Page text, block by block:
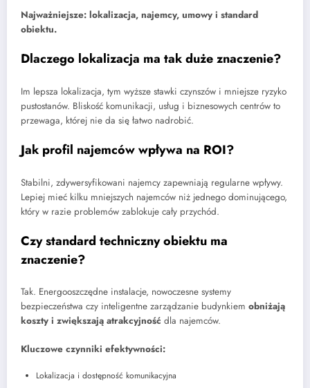
Najważniejsze: lokalizacja, najemcy, umowy i standard
obiektu.
Dlaczego lokalizacja ma tak duże znaczenie?
Im lepsza lokalizacja, tym wyższe stawki czynszów i mniejsze ryzyko
pustostanów. Bliskość komunikacji, usług i biznesowych centrów to
przewaga, której nie da się łatwo nadrobić.
Jak profil najemców wpływa na ROI?
Stabilni, zdywersyfikowani najemcy zapewniają regularne wpływy.
Lepiej mieć kilku mniejszych najemców niż jednego dominującego,
który w razie problemów zablokuje cały przychód.
Czy standard techniczny obiektu ma
znaczenie?
Tak. Energooszczędne instalacje, nowoczesne systemy
bezpieczeństwa czy inteligentne zarządzanie budynkiem obniżają
koszty i zwiększają atrakcyjność dla najemców.
Kluczowe czynniki efektywności:
Lokalizacja i dostępność komunikacyjna